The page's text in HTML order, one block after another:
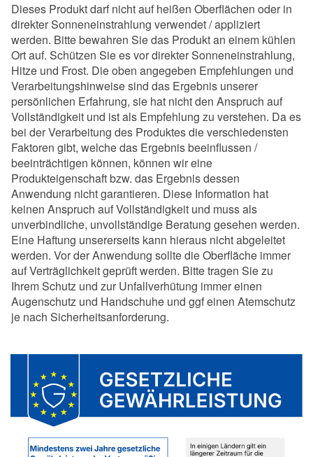
Dieses Produkt darf nicht auf heißen Oberflächen oder in
direkter Sonneneinstrahlung verwendet / appliziert
werden. Bitte bewahren Sie das Produkt an einem kühlen
Ort auf. Schützen Sie es vor direkter Sonneneinstrahlung,
Hitze und Frost. Die oben angegeben Empfehlungen und
Verarbeitungshinweise sind das Ergebnis unserer
persönlichen Erfahrung, sie hat nicht den Anspruch auf
Vollständigkeit und ist als Empfehlung zu verstehen. Da es
bei der Verarbeitung des Produktes die verschiedensten
Faktoren gibt, welche das Ergebnis beeinflussen /
beeinträchtigen können, können wir eine
Produkteigenschaft bzw. das Ergebnis dessen
Anwendung nicht garantieren. Diese Information hat
keinen Anspruch auf Vollständigkeit und muss als
unverbindliche, unvollständige Beratung gesehen werden.
Eine Haftung unsererseits kann hieraus nicht abgeleitet
werden. Vor der Anwendung sollte die Oberfläche immer
auf Verträglichkeit geprüft werden. Bitte tragen Sie zu
Ihrem Schutz und zur Unfallverhütung immer einen
Augenschutz und Handschuhe und ggf einen Atemschutz
je nach Sicherheitsanforderung.